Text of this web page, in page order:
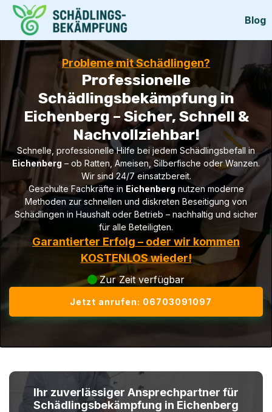
Blog
Probleme mit Schädlingen?
Professionelle
Schädlingsbekämpfung in
Eichenberg – Sicher, Schnell &
Nachvollziehbar!
Schnelle, professionelle Hilfe bei jedem Schädlingsbefall in
Eichenberg – ob Ratten, Ameisen, Silberfische oder Wanzen.
Wir sind 24/7 einsatzbereit.
Geschulte Fachkräfte in Eichenberg nutzen moderne
Methoden zur schnellen und diskreten Beseitigung von
Schädlingen in Haushalt oder Betrieb – nachhaltig und sicher
für alle Beteiligten.
Garantierter Erfolg – oder wir kommen
KOSTENLOS wieder!
Zur Zeit verfügbar
Jetzt anrufen: 06703091097
Ihr zuverlässiger Ansprechpartner für
Schädlingsbekämpfung in Eichenberg